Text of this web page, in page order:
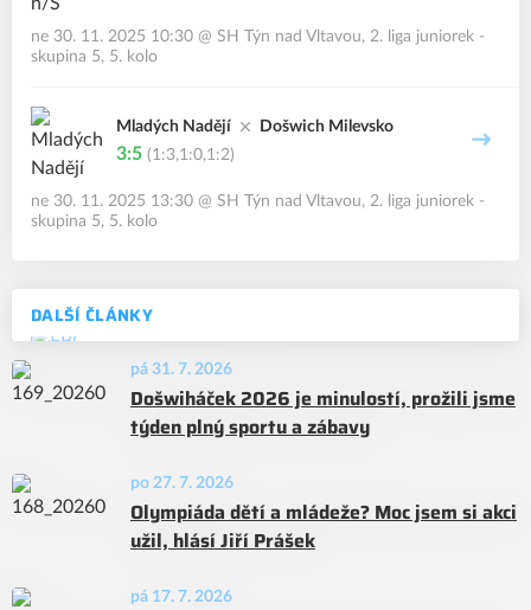
ne 30. 11. 2025 10:30 @ SH Týn nad Vltavou, 2. liga juniorek -
skupina 5, 5. kolo
Mladých Nadějí Došwich Milevsko
3:5 (1:3,1:0,1:2)
ne 30. 11. 2025 13:30 @ SH Týn nad Vltavou, 2. liga juniorek -
skupina 5, 5. kolo
DALŠÍ ČLÁNKY
pá 31. 7. 2026
Došwiháček 2026 je minulostí, prožili jsme
týden plný sportu a zábavy
po 27. 7. 2026
Olympiáda dětí a mládeže? Moc jsem si akci
užil, hlásí Jiří Prášek
pá 17. 7. 2026